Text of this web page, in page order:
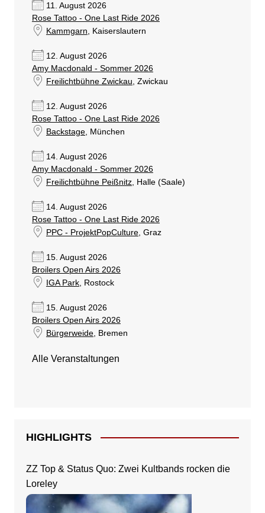
11. August 2026
Rose Tattoo - One Last Ride 2026
Kammgarn , Kaiserslautern
12. August 2026
Amy Macdonald - Sommer 2026
Freilichtbühne Zwickau , Zwickau
12. August 2026
Rose Tattoo - One Last Ride 2026
Backstage, München
14. August 2026
Amy Macdonald - Sommer 2026
Freilichtbühne Peißnitz, Halle (Saale)
14. August 2026
Rose Tattoo - One Last Ride 2026
PPC - ProjektPopCulture, Graz
15. August 2026
Broilers Open Airs 2026
IGA Park, Rostock
15. August 2026
Broilers Open Airs 2026
Bürgerweide, Bremen
Alle Veranstaltungen
HIGHLIGHTS
ZZ Top & Status Quo: Zwei Kultbands rocken die
Loreley